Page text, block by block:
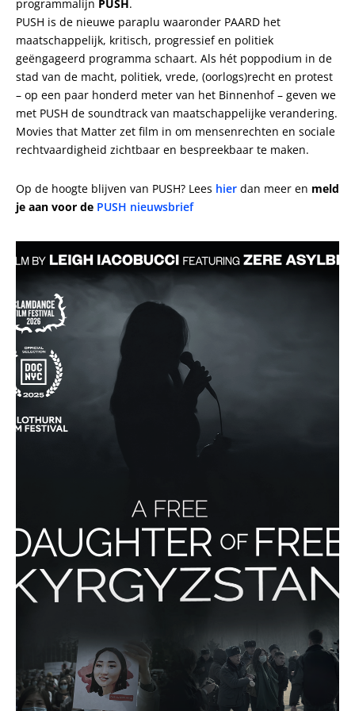
programmalijn PUSH.
PUSH is de nieuwe paraplu waaronder PAARD het
maatschappelijk, kritisch, progressief en politiek
geëngageerd programma schaart. Als hét poppodium in de
stad van de macht, politiek, vrede, (oorlogs)recht en protest
– op een paar honderd meter van het Binnenhof – geven we
met PUSH de soundtrack van maatschappelijke verandering.
Movies that Matter zet film in om mensenrechten en sociale
rechtvaardigheid zichtbaar en bespreekbaar te maken.
Op de hoogte blijven van PUSH? Lees hier dan meer en meld
je aan voor de PUSH nieuwsbrief